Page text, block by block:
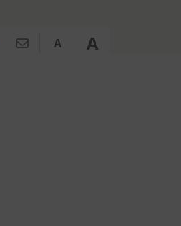
Facebook
sur Twitter
Partager par e-mail
ARéduire
AAgrandir